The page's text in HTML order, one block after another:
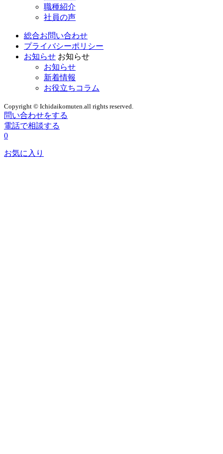
職種紹介
社員の声
総合お問い合わせ
プライバシーポリシー
お知らせ お知らせ
お知らせ
新着情報
お役立ちコラム
Copyright © Ichidaikomuten.all rights reserved.
問い合わせをする
電話で相談する
0
お気に入り